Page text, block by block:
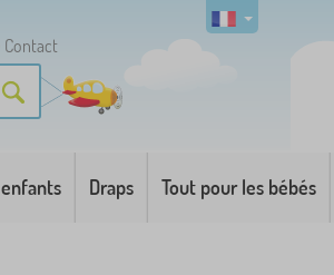
Contact
Draps Tout pour les bébés